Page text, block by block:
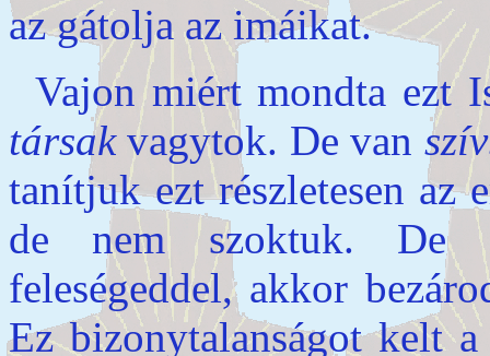
az gátolja az imáikat.
Vajon miért mondta ezt
társakvagytok. De van
tanítjuk ezt részletesen az
de nem szoktuk. De
feleségeddel, akkor
Ez bizonytalanságot kelt